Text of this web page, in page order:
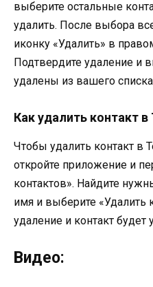
выберите остальные
удалить. После выбора
иконку «Удалить» в
Подтвердите удаление и
удалены из вашего
Как удалить контакт
Чтобы удалить контакт в
откройте приложение и
контактов». Найдите
имя и выберите «Удалить
удаление и контакт будет
Видео: